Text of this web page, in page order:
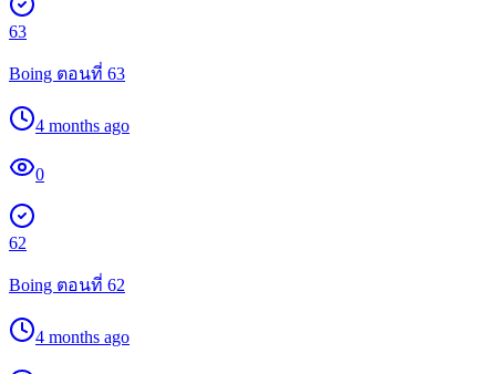
63
Boing ตอนที่ 63
4 months ago
0
62
Boing ตอนที่ 62
4 months ago